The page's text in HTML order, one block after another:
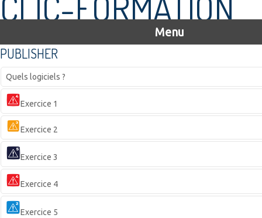
Menu
PUBLISHER
Quels logiciels ?
Exercice 1
Exercice 2
Exercice 3
Exercice 4
Exercice 5